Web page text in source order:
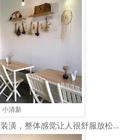
小清新
潢，整体感觉让人很舒服放松...